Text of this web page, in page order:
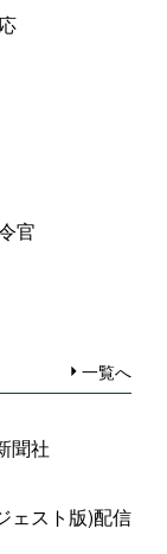
官
一覧へ
聞社
ェスト版)配信